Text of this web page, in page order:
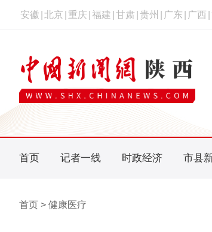
安徽 北京 重庆 福建 甘肃 贵州 广东 广西
首页 记者一线 时政经济 市县
首页 > 健康医疗